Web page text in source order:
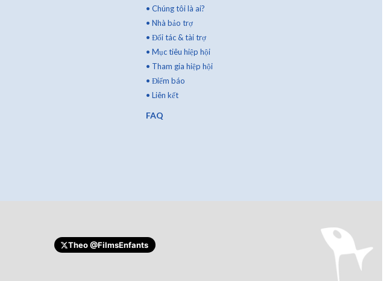
• Chúng tôi là ai?
• Nhà bảo trợ
• Đối tác & tài trợ
• Mục tiêu hiệp hội
• Tham gia hiệp hội
• Điểm báo
• Liên kết
FAQ
Theo@FilmsEnfants